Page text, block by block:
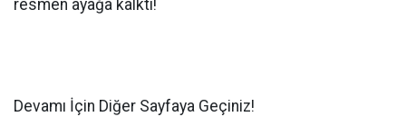
resmen ayağa kalktı!
Devamı İçin Diğer Sayfaya Geçiniz!